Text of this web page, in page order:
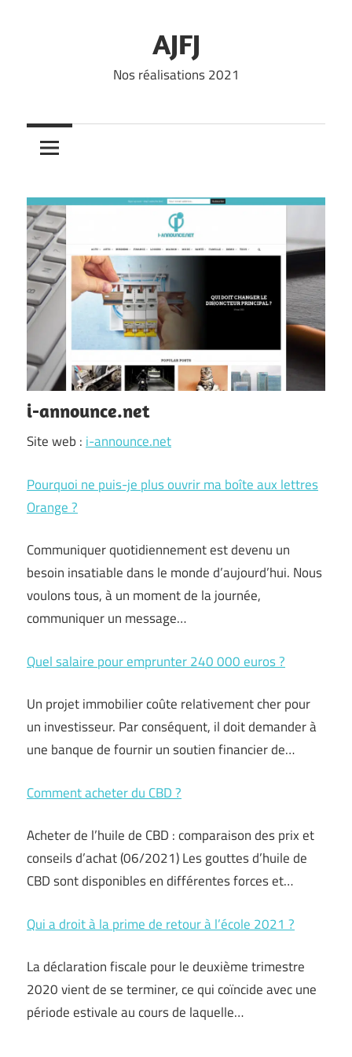
AJFJ
Nos réalisations 2021
i-announce.net
Site web : i-announce.net
Pourquoi ne puis-je plus ouvrir ma boîte aux lettres
Orange ?
Communiquer quotidiennement est devenu un
besoin insatiable dans le monde d’aujourd’hui. Nous
voulons tous, à un moment de la journée,
communiquer un message…
Quel salaire pour emprunter 240 000 euros ?
Un projet immobilier coûte relativement cher pour
un investisseur. Par conséquent, il doit demander à
une banque de fournir un soutien financier de…
Comment acheter du CBD ?
Acheter de l’huile de CBD : comparaison des prix et
conseils d’achat (06/2021) Les gouttes d’huile de
CBD sont disponibles en différentes forces et…
Qui a droit à la prime de retour à l’école 2021 ?
La déclaration fiscale pour le deuxième trimestre
2020 vient de se terminer, ce qui coïncide avec une
période estivale au cours de laquelle…